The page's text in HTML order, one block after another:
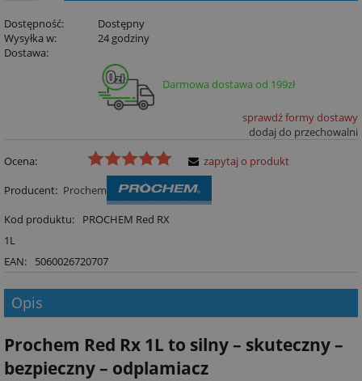
Dostępność:
Dostępny
Wysyłka w:
24 godziny
Dostawa:
Darmowa dostawa od 199zł
sprawdź formy dostawy
dodaj do przechowalni
Ocena:
Producent: Prochem
Kod produktu:
PROCHEM Red RX
1L
EAN:
5060026720707
zapytaj o produkt
Opis
Prochem Red Rx 1L to silny – skuteczny –
bezpieczny – odplamiacz